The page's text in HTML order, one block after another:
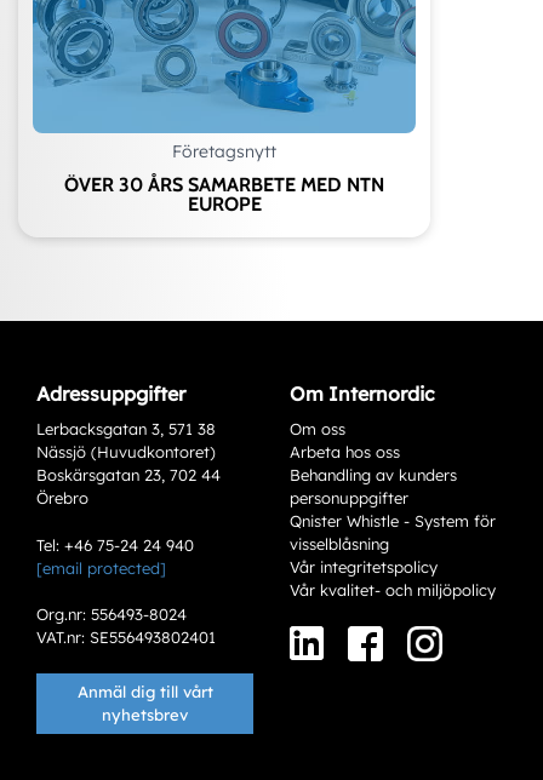
Företagsnytt
ÖVER 30 ÅRS SAMARBETE MED NTN
EUROPE
Adressuppgifter
Lerbacksgatan 3, 571 38
Nässjö (Huvudkontoret)
Boskärsgatan 23, 702 44
Örebro
Tel: +46 75-24 24 940
[email protected]
Org.nr: 556493-8024
VAT.nr: SE556493802401
Anmäl dig till vårt
nyhetsbrev
Om Internordic
Om oss
Arbeta hos oss
Behandling av kunders
personuppgifter
Qnister Whistle - System för
visselblåsning
Vår integritetspolicy
Vår kvalitet- och miljöpolicy